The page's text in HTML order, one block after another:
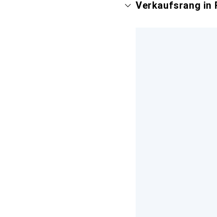
Verkaufsrang in